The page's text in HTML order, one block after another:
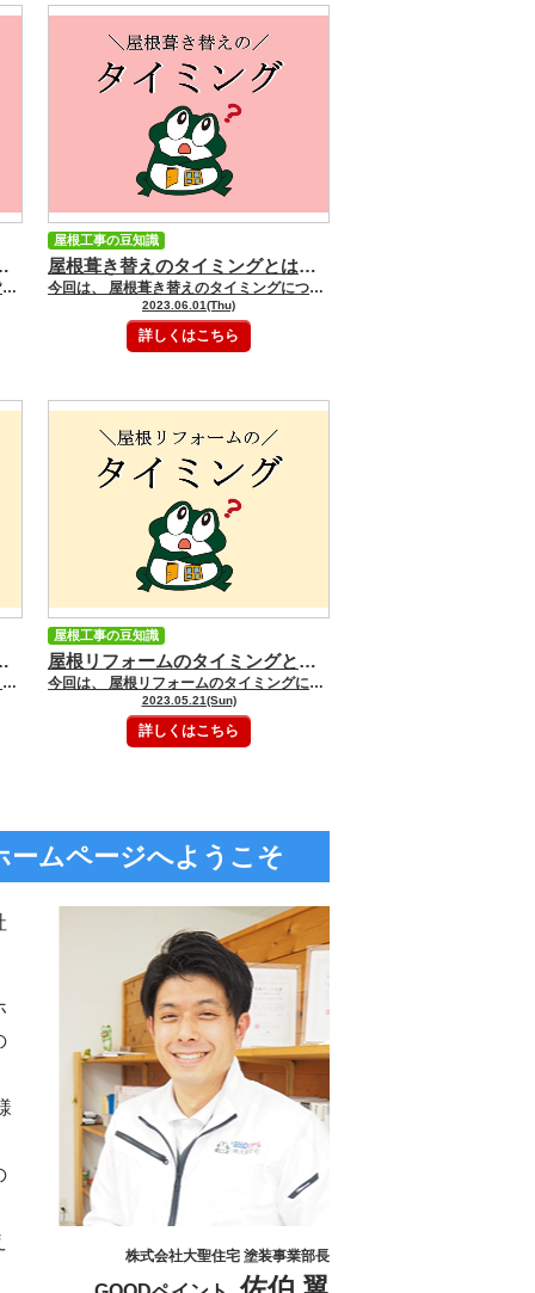
雨漏り・外壁塗装専門店 GOODペイント
【屋根葺き替えを行う際のポイント】 皆様、こんにちは！ 兵庫県姫路市で地域密着の 屋根塗装・屋根リフォーム・ 雨漏り・外壁塗装専門店の GOODペイントです。 いつもGOODペイントブログをご覧頂き ありがとうございます。 今回は、 屋根葺き替えを行う際のポイントについて 解説していきたいと思います
屋根葺き替えのタイミングとは？ ｜姫路市の屋根塗装・屋根リフォーム・雨漏り・外壁塗装専門店 GOODペイント
今回は、 屋根葺き替えのタイミングについて 解説していきたいと思います
2023.06.01(Thu)
詳しくはこちら
屋根工事の豆知識
雨漏り・外壁塗装専門店 GOODペイント
【屋根リフォームを行う際のポイント】 皆様、こんにちは！ 兵庫県姫路市で地域密着の 屋根塗装・屋根リフォーム・ 雨漏り・外壁塗装専門店の GOODペイントです。 いつもGOODペイントブログをご覧頂き ありがとうございます。 今回は、 屋根リフォームを行う際のポイントについて 解説していきたいと思います
屋根リフォームのタイミングとは？ ｜姫路市の屋根塗装・屋根リフォーム・雨漏り・外壁塗装専門店 GOODペイント
今回は、 屋根リフォームのタイミングについて 解説していきたいと思います
2023.05.21(Sun)
詳しくはこちら
屋根工事の豆知識
ームページへようこそ
株式会社大聖住宅 塗装事業部長